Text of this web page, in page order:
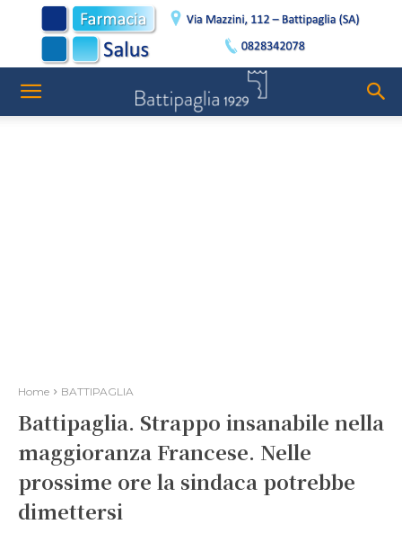
Home BATTIPAGLIA
Battipaglia. Strappo insanabile nella
maggioranza Francese. Nelle
prossime ore la sindaca potrebbe
dimettersi